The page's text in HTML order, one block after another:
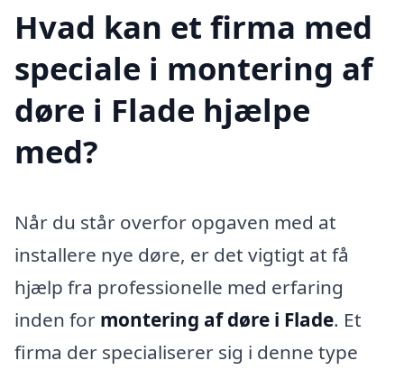
Hvad kan et firma med
speciale i montering af
døre i Flade hjælpe
med?
Når du står overfor opgaven med at
installere nye døre, er det vigtigt at få
hjælp fra professionelle med erfaring
inden for montering af døre i Flade. Et
firma der specialiserer sig i denne type